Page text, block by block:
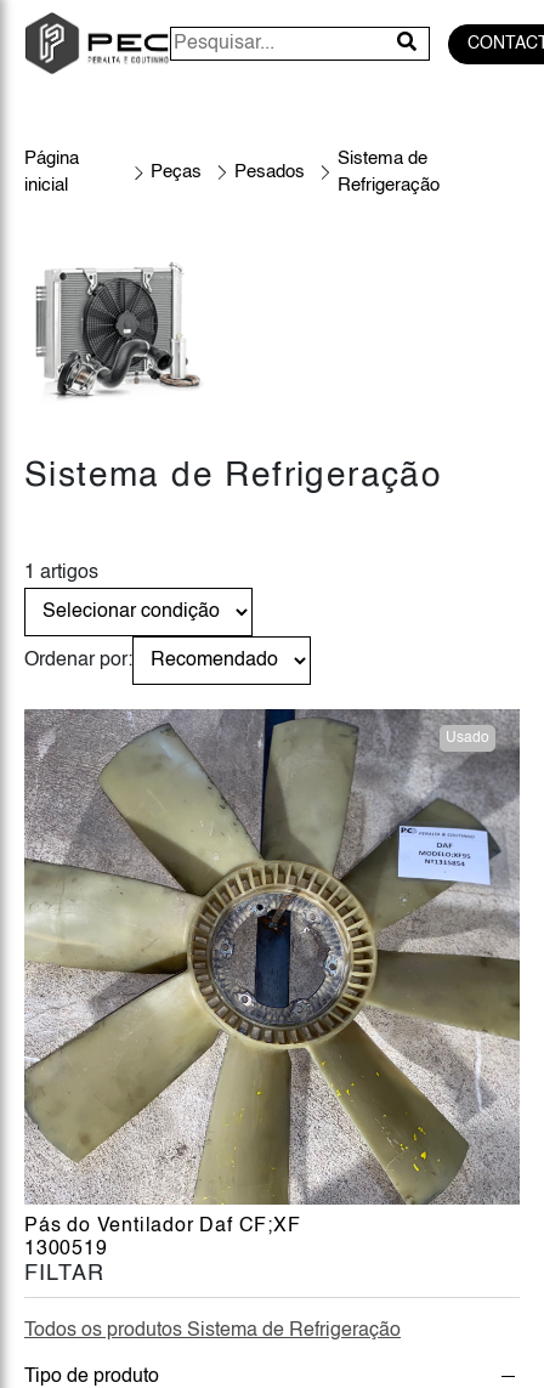
Página
inicial
Peças Pesados
Sistema de
Refrigeração
FILTAR
Todos os produtos Sistema de Refrigeração
Tipo de produto
Sistema de Refrigeração
1 artigos
Ordenar por:
Usado
Pás do Ventilador Daf CF;XF
1300519